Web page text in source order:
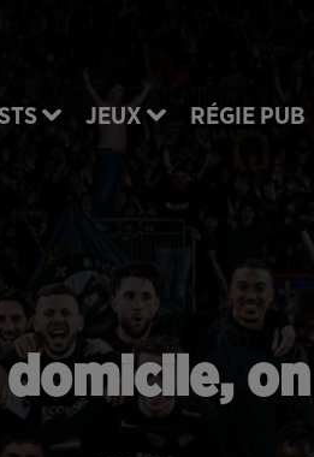
JEUX RÉGIE PUB
domicile,